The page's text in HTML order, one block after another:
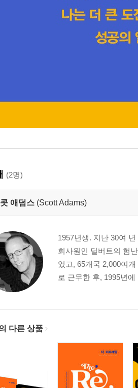
(2명)
애덤스 (Scott Adams)
1957년생. 지난 30여
회사원인 딜버트의 험
었고, 65개국 2,000여
로 근무한 후, 1995년
다른 상품